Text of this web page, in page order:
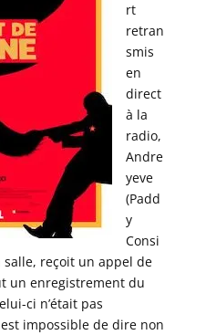
rt
retran
smis
en
direct
à la
radio,
Andre
yeve
(Padd
y
Consi
reçoit un appel de
un enregistrement du
ci n’était pas
impossible de dire non